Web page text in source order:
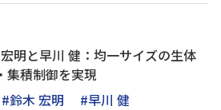
明と早川 健：均一サイズの生体
集積制御を実現
#鈴木 宏明
#早川 健